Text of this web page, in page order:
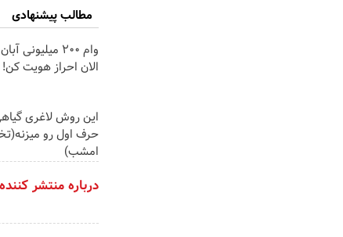
مطالب پیشنهادی
وام 200
الان احراز هویت کن!
این روش لاغری
حرف اول رو
امشب)
درباره منتشر